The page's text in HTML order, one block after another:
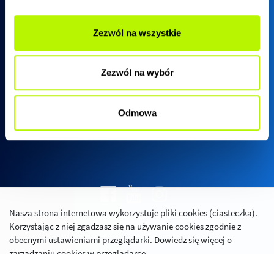
Zezwól na wszystkie
Zezwól na wybór
Odmowa
Biuro sprzedaży SkyRes
ul. Warszawska 18
(biurowiec SkyRes, piętro 12)
Pn - Pt: 08:00 - 17:00
Polityka prywatności
Relacje inwestorskie
Nasza strona internetowa wykorzystuje pliki cookies (ciasteczka).
Korzystając z niej zgadzasz się na używanie cookies zgodnie z
obecnymi ustawieniami przeglądarki. Dowiedz się więcej o